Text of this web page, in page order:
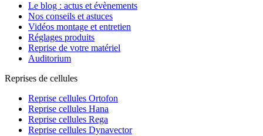
Le blog : actus et évènements
Nos conseils et astuces
Vidéos montage et entretien
Réglages produits
Reprise de votre matériel
Auditorium
Reprises de cellules
Reprise cellules Ortofon
Reprise cellules Hana
Reprise cellules Rega
Reprise cellules Dynavector